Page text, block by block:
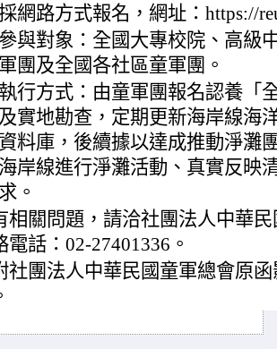
網路方式報名，網址：https://
參與對象：全國大專校院、高級
軍團及全國各社區童軍團。
執行方式：由童軍團報名認養「
及實地勘查，定期更新海岸線海
資料庫，後續據以達成推動淨灘
海岸線進行淨灘活動、真實反映
求。
相關問題，請洽社團法人中華
電話：02-27401336。
社團法人中華民國童軍總會原